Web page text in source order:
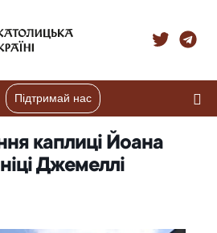
Підтримай нас
каплиці Йоана
Джемеллі